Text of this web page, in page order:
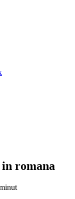
romana